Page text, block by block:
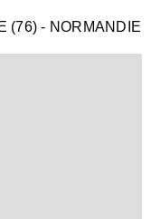
(76) - NORMANDIE